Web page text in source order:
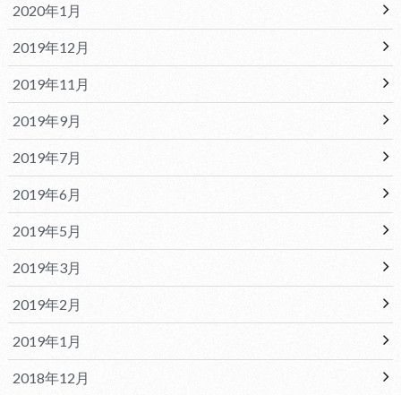
2020年1月
2019年12月
2019年11月
2019年9月
2019年7月
2019年6月
2019年5月
2019年3月
2019年2月
2019年1月
2018年12月